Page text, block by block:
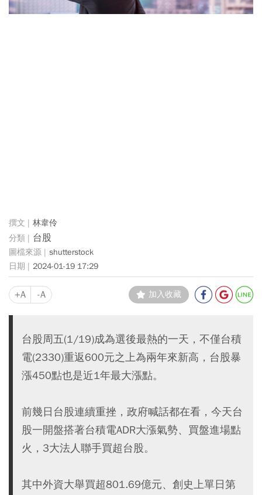
林韋伶
台股
shutterstock
2024-01-19 17:29
+A -A 加入收藏
台股周五(1/19)成為選後最熱的一天，不僅台積
電(2330)重返600元之上為兩年來新高，台股暴
漲450點也是近1年最大漲點。
前幾日台股連續重挫，政府喊話都在看，今天台
股一開盤搭著台積電ADR大漲氣勢、買盤進場點
火，3大法人聯手買超台股。
其中外資大舉買超801.69億元、創史上單日第